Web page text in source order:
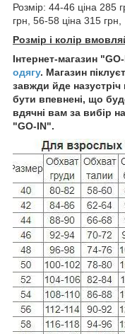
Розмір: 44-46 ціна 285
грн, 56-58 ціна 315 грн,
Розмір і колір
Інтернет-магазин
одягу. Магазин
завжди йде
бути впевнені, що
вдячні вам за вибір
"GO-IN".